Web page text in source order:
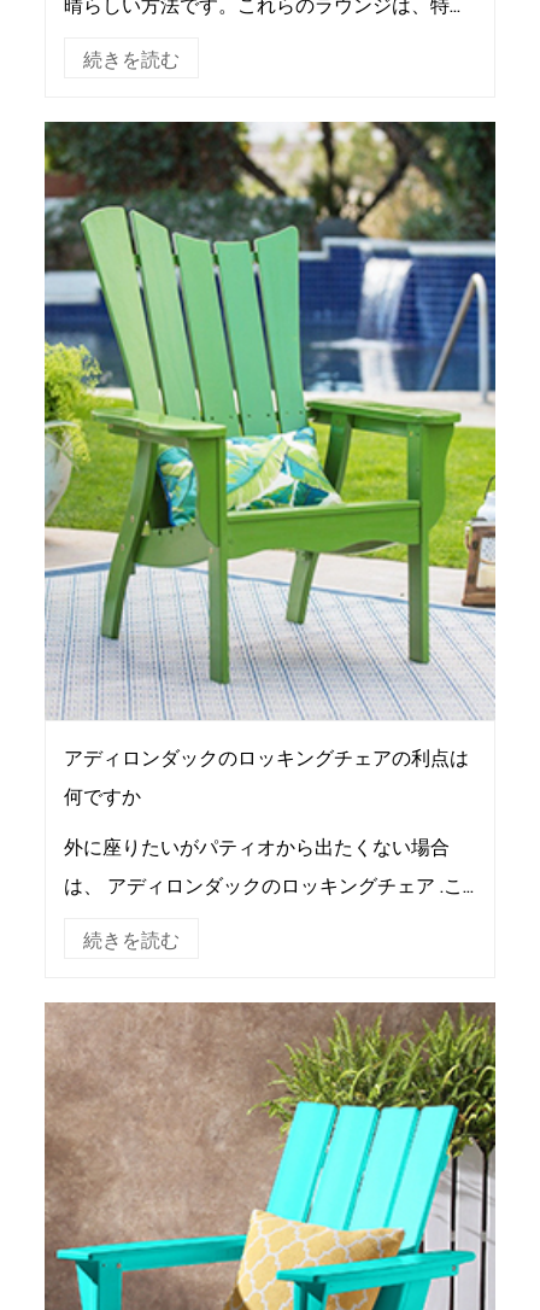
の快適さのレベルに合わせて調整でき、さまざ
があり、メン...
続きを読む
アディロンダックのロッキングチェアの利点は
何ですか
外に座りたいがパティオから出たくない場合
は、 アディロンダックのロッキングチェア .こ
れらの椅子は、屋外と屋内の装飾の完璧な組み
る垂直バッ...
続きを読む